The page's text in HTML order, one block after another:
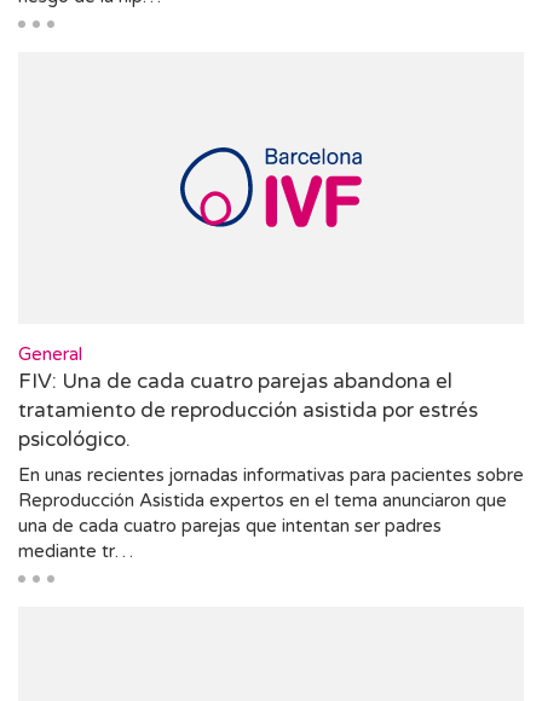
General
FIV: Una de cada cuatro parejas abandona el
tratamiento de reproducción asistida por estrés
psicológico.
En unas recientes jornadas informativas para pacientes sobre
Reproducción Asistida expertos en el tema anunciaron que
una de cada cuatro parejas que intentan ser padres
mediante tr…